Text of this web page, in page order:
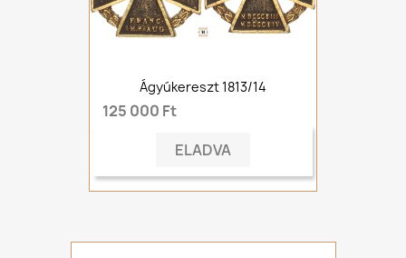
Ágyúkereszt 1813/14
125 000 Ft
ELADVA